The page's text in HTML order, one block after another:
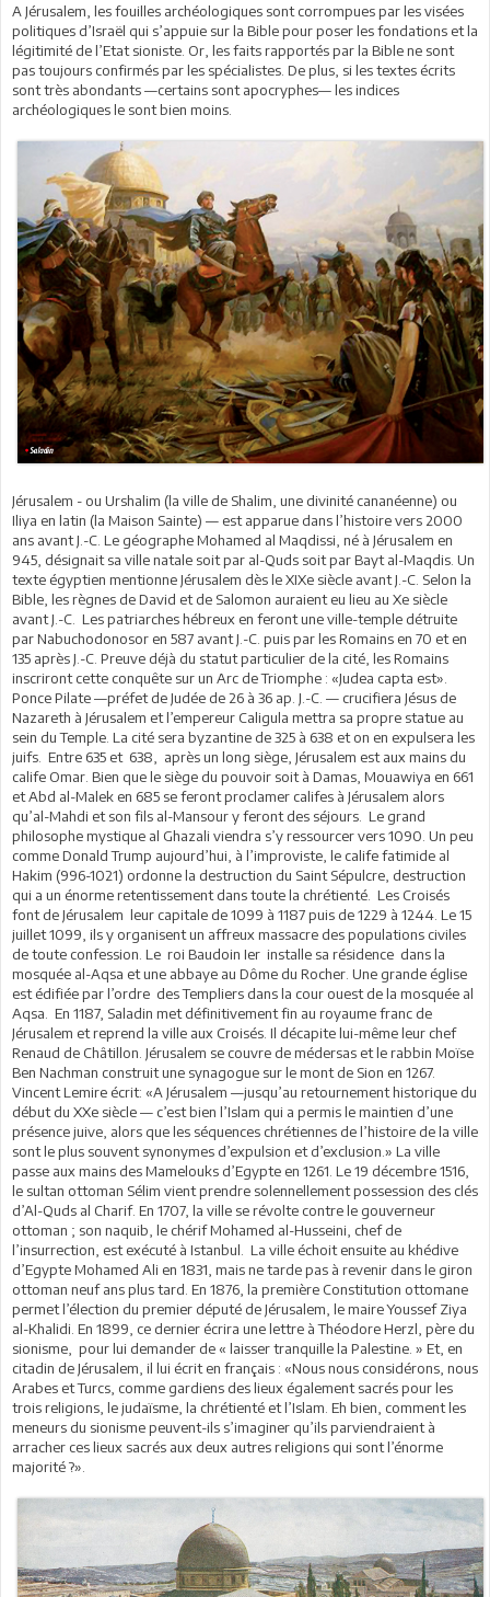
A Jérusalem, les fouilles archéologiques sont corrompues par les visées
politiques d’Israël qui s’appuie sur la Bible pour poser les fondations et la
légitimité de l’Etat sioniste. Or, les faits rapportés par la Bible ne sont
pas toujours confirmés par les spécialistes. De plus, si les textes écrits
sont très abondants —certains sont apocryphes— les indices
archéologiques le sont bien moins.
Jérusalem - ou Urshalim (la ville de Shalim, une divinité cananéenne) ou
Iliya en latin (la Maison Sainte) — est apparue dans l’histoire vers 2000
ans avant J.-C. Le géographe Mohamed al Maqdissi, né à Jérusalem en
945, désignait sa ville natale soit par al-Quds soit par Bayt al-Maqdis. Un
texte égyptien mentionne Jérusalem dès le XIXe siècle avant J.-C. Selon la
Bible, les règnes de David et de Salomon auraient eu lieu au Xe siècle
avant J.-C. Les patriarches hébreux en feront une ville-temple détruite
par Nabuchodonosor en 587 avant J.-C. puis par les Romains en 70 et en
135 après J.-C. Preuve déjà du statut particulier de la cité, les Romains
inscriront cette conquête sur un Arc de Triomphe : «Judea capta est».
Ponce Pilate —préfet de Judée de 26 à 36 ap. J.-C. — crucifiera Jésus de
Nazareth à Jérusalem et l’empereur Caligula mettra sa propre statue au
sein du Temple. La cité sera byzantine de 325 à 638 et on en expulsera les
juifs. Entre 635 et 638, après un long siège, Jérusalem est aux mains du
calife Omar. Bien que le siège du pouvoir soit à Damas, Mouawiya en 661
et Abd al-Malek en 685 se feront proclamer califes à Jérusalem alors
qu’al-Mahdi et son fils al-Mansour y feront des séjours. Le grand
philosophe mystique al Ghazali viendra s’y ressourcer vers 1090. Un peu
comme Donald Trump aujourd’hui, à l’improviste, le calife fatimide al
Hakim (996-1021) ordonne la destruction du Saint Sépulcre, destruction
qui a un énorme retentissement dans toute la chrétienté. Les Croisés
font de Jérusalem leur capitale de 1099 à 1187 puis de 1229 à 1244. Le 15
juillet 1099, ils y organisent un affreux massacre des populations civiles
de toute confession. Le roi Baudoin Ier installe sa résidence dans la
mosquée al-Aqsa et une abbaye au Dôme du Rocher. Une grande église
est édifiée par l’ordre des Templiers dans la cour ouest de la mosquée al
Aqsa. En 1187, Saladin met définitivement fin au royaume franc de
Jérusalem et reprend la ville aux Croisés. Il décapite lui-même leur chef
Renaud de Châtillon. Jérusalem se couvre de médersas et le rabbin Moïse
Ben Nachman construit une synagogue sur le mont de Sion en 1267.
Vincent Lemire écrit: «A Jérusalem —jusqu’au retournement historique du
début du XXe siècle — c’est bien l’Islam qui a permis le maintien d’une
présence juive, alors que les séquences chrétiennes de l’histoire de la ville
sont le plus souvent synonymes d’expulsion et d’exclusion.» La ville
passe aux mains des Mamelouks d’Egypte en 1261. Le 19 décembre 1516,
le sultan ottoman Sélim vient prendre solennellement possession des clés
d’Al-Quds al Charif. En 1707, la ville se révolte contre le gouverneur
ottoman ; son naquib, le chérif Mohamed al-Husseini, chef de
l’insurrection, est exécuté à Istanbul. La ville échoit ensuite au khédive
d’Egypte Mohamed Ali en 1831, mais ne tarde pas à revenir dans le giron
ottoman neuf ans plus tard. En 1876, la première Constitution ottomane
permet l’élection du premier député de Jérusalem, le maire Youssef Ziya
al-Khalidi. En 1899, ce dernier écrira une lettre à Théodore Herzl, père du
sionisme, pour lui demander de « laisser tranquille la Palestine. » Et, en
citadin de Jérusalem, il lui écrit en français : «Nous nous considérons, nous
Arabes et Turcs, comme gardiens des lieux également sacrés pour les
trois religions, le judaïsme, la chrétienté et l’Islam. Eh bien, comment les
meneurs du sionisme peuvent-ils s’imaginer qu’ils parviendraient à
arracher ces lieux sacrés aux deux autres religions qui sont l’énorme
majorité ?».